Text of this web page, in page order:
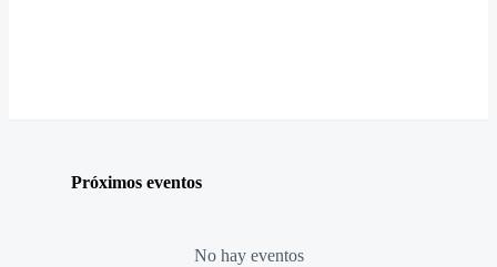
Próximos eventos
No hay eventos